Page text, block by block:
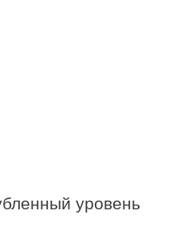
уровень